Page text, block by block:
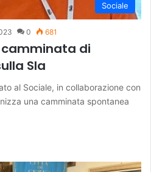
Sociale
0 681
di
Sla
al Sociale, in collaborazione con
una camminata spontanea